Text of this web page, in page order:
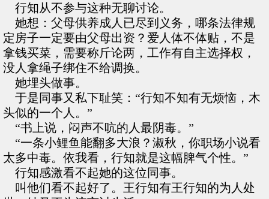
行知从不参与这种无聊讨论。
她想：父母供养成人已尽到义务，哪条法律规
定房子一定要由父母出资？爱人体不体贴，不是
拿钱买菜，需要称斤论两，工作有自主选择权，
没人拿绳子绑住不给调换。
她埋头做事。
于是同事又私下耻笑：“行知不知有无烦恼，木
头似的一个人。”
“书上说，闷声不吭的人最阴毒。”
“一条小鲤鱼能翻多大浪？淑秋，你职场小说看
太多中毒。依我看，行知就是这幅脾气个性。”
行知感激看不起她的这位同事。
叫他们看不起好了。王行知有王行知的为人处